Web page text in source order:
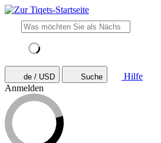
de / USD Suche
Hilfe
Anmelden